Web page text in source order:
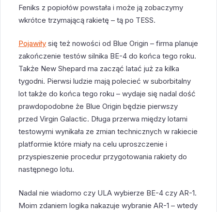
Feniks z popiołów powstała i może ją zobaczymy
wkrótce trzymającą rakietę – tą po TESS.
Pojawiły się też nowości od Blue Origin – firma planuje
zakończenie testów silnika BE-4 do końca tego roku.
Także New Shepard ma zacząć latać już za kilka
tygodni. Pierwsi ludzie mają polecieć w suborbitalny
lot także do końca tego roku – wydaje się nadal dość
prawdopodobne że Blue Origin będzie pierwszy
przed Virgin Galactic. Długa przerwa między lotami
testowymi wynikała ze zmian technicznych w rakiecie
platformie które miały na celu uproszczenie i
przyspieszenie procedur przygotowania rakiety do
następnego lotu.
Nadal nie wiadomo czy ULA wybierze BE-4 czy AR-1.
Moim zdaniem logika nakazuje wybranie AR-1 – wtedy